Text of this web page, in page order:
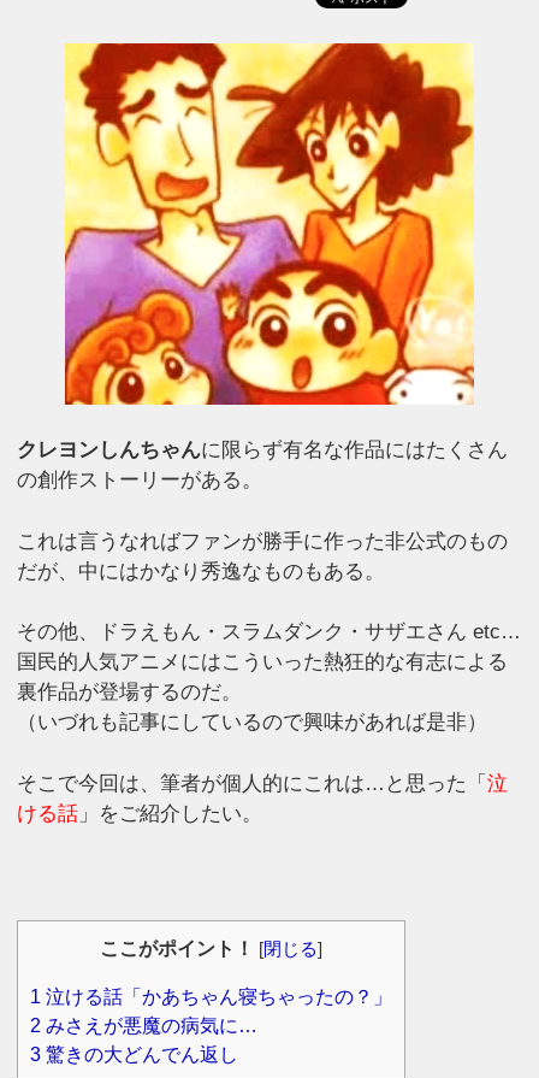
クレヨンしんちゃんに限らず有名な作品にはたくさん
の創作ストーリーがある。
これは言うなればファンが勝手に作った非公式のもの
だが、中にはかなり秀逸なものもある。
その他、ドラえもん・スラムダンク・サザエさん etc…
国民的人気アニメにはこういった熱狂的な有志による
裏作品が登場するのだ。
（いづれも記事にしているので興味があれば是非）
そこで今回は、筆者が個人的にこれは…と思った「泣
ける話 」をご紹介したい。
ここがポイント！ [閉じる]
1 泣ける話「かあちゃん寝ちゃったの？」
2 みさえが悪魔の病気に…
3 驚きの大どんでん返し